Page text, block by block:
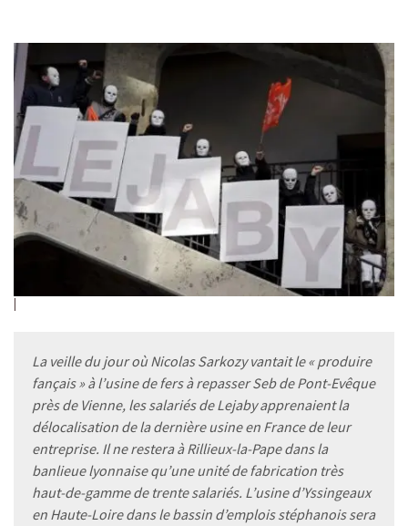
La veille du jour où Nicolas Sarkozy vantait le « produire
fançais » à l’usine de fers à repasser Seb de Pont-Evêque
près de Vienne, les salariés de Lejaby apprenaient la
délocalisation de la dernière usine en France de leur
entreprise. Il ne restera à Rillieux-la-Pape dans la
banlieue lyonnaise qu’une unité de fabrication très
haut-de-gamme de trente salariés. L’usine d’Yssingeaux
en Haute-Loire dans le bassin d’emplois stéphanois sera